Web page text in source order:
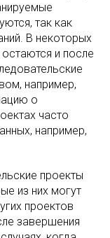
так как
В некоторых
и после
например,
о
часто
например,
проекты
из них могут
проектов
завершения